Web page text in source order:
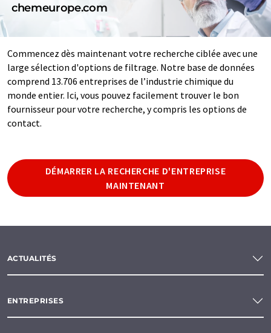
chemeurope.com
Commencez dès maintenant votre recherche ciblée avec une
large sélection d'options de filtrage. Notre base de données
comprend 13.706 entreprises de l’industrie chimique du
monde entier. Ici, vous pouvez facilement trouver le bon
fournisseur pour votre recherche, y compris les options de
contact.
DÉMARRER LA RECHERCHE D'ENTREPRISE
MAINTENANT
ACTUALITÉS
ENTREPRISES